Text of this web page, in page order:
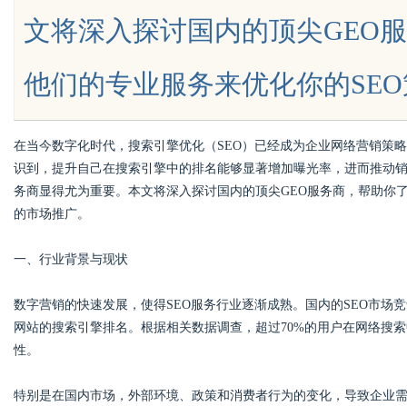
文将深入探讨国内的顶尖GEO
他们的专业服务来优化你的
在当今数字化时代，搜索引擎优化（SEO）已经成为企业网络营销策
识到，提升自己在搜索引擎中的排名能够显著增加曝光率，进而推动
务商显得尤为重要。本文将深入探讨国内的顶尖GEO服务商，帮助你
的市场推广。
一、行业背景与现状
数字营销的快速发展，使得SEO服务行业逐渐成熟。国内的SEO市场
网站的搜索引擎排名。根据相关数据调查，超过70%的用户在网络搜
性。
特别是在国内市场，外部环境、政策和消费者行为的变化，导致企业